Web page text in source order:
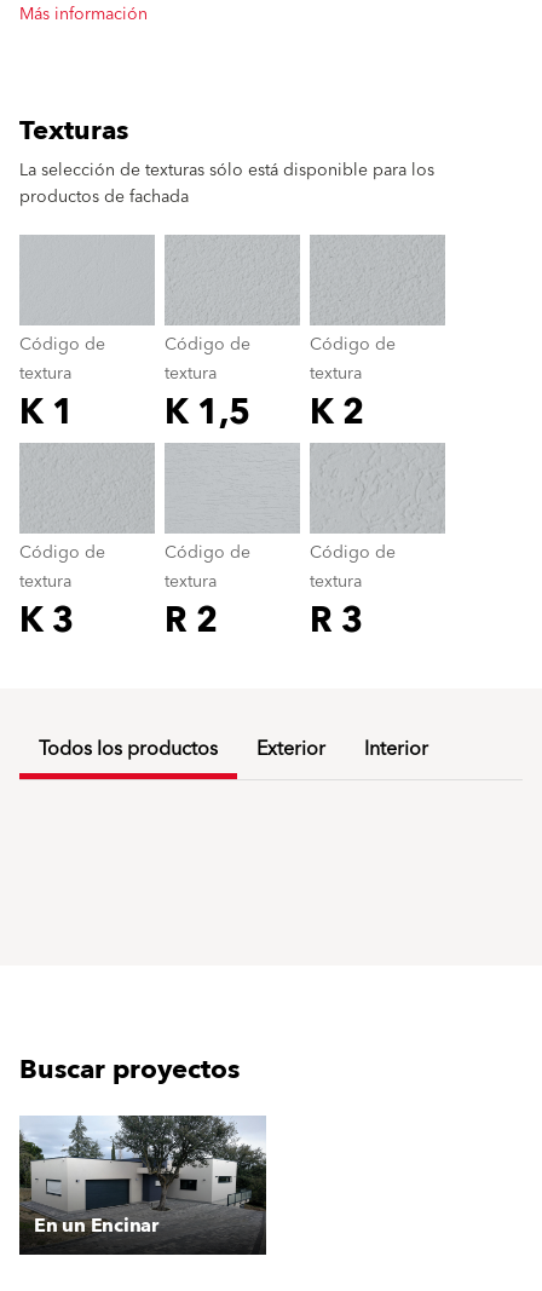
Más información
Texturas
La selección de texturas sólo está disponible para los
productos de fachada
Código de
textura
K 1
Código de
textura
K 1,5
Código de
textura
K 2
Código de
textura
K 3
Código de
textura
R 2
Código de
textura
R 3
Código de textura
color_name
Todos los productos Exterior Interior
Buscar proyectos
En un Encinar